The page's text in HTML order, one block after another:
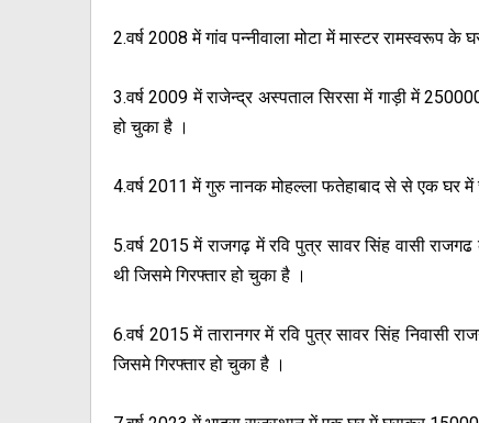
2.वर्ष 2008 में गांव पन्नीवाला मोटा में मास्टर रामस्वरूप के
3.वर्ष 2009 में राजेन्द्र अस्पताल सिरसा में गाड़ी में
हो चुका है ।
4.वर्ष 2011 में गुरु नानक मोहल्ला फतेहाबाद से से एक घर में
5.वर्ष 2015 में राजगढ़ में रवि पुत्र सावर सिंह वासी
थी जिसमे गिरफ्तार हो चुका है ।
6.वर्ष 2015 में तारानगर में रवि पुत्र सावर सिंह निवासी
जिसमे गिरफ्तार हो चुका है ।